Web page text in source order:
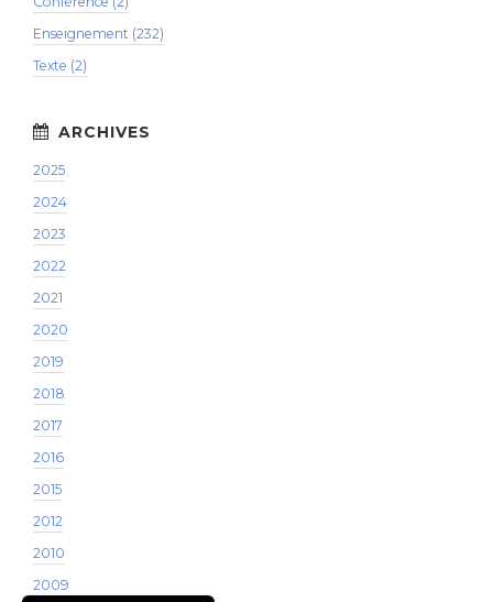
Enseignement (232)
Texte (2)
2025
2024
2023
2022
2021
2020
2019
2018
2017
2016
2015
2012
2010
2009